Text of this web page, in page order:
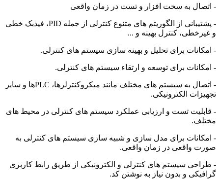
- اتصال به سخت افزار و تست در زمان واقعی
- پشتیبانی از الگوریتم های متنوع کنترلی از جمله PID، فیدبک خطی
و غیرخطی، کنترل بهینه و ...
- امکانات برای تحلیل و بهینه سازی سیستم های کنترلی.
- امکانات برای توسعه و ارتقاء سیستم های کنترلی.
- اتصال به سیستم های مختلف مانند میکروکنترلرها، PLCها و سایر
تجهیزات الکترونیکی.
- قابلیت تست و ارزیابی عملکرد سیستم های کنترلی در محیط های
مختلف.
- امکانات برای مدل سازی و شبیه سازی سیستم های کنترلی به
صورت واقعی در زمان واقعی.
- طراحی سیستم های کنترلی و الکترونیکی از طریق رابط کاربری
گرافیکی و بدون نیاز به نوشتن کد.